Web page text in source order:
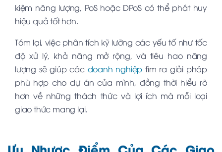
kiệm năng lượng, PoS hoặc DPoS có thể phát huy
hiệu quả tốt hơn.
Tóm lại, việc phân tích kỹ lưỡng các yếu tố như tốc
độ xử lý, khả năng mở rộng, và tiêu hao năng
lượng sẽ giúp các doanh nghiệp tìm ra giải pháp
phù hợp cho dự án của mình, đồng thời hiểu rõ
hơn về những thách thức và lợi ích mà mỗi loại
giao thức mang lại.